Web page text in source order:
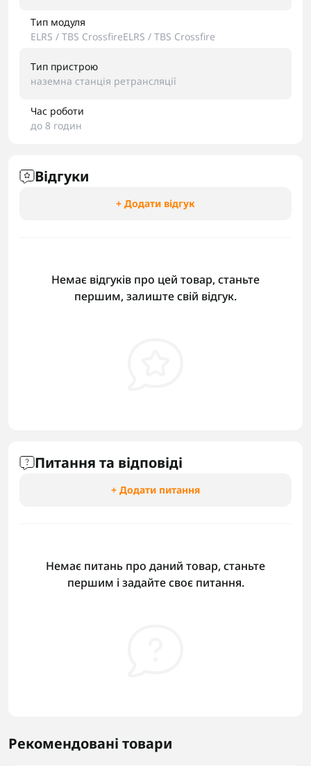
Тип модуля
ELRS / TBS CrossfireELRS / TBS Crossfire
Тип пристрою
наземна станція ретрансляції
Час роботи
до 8 годин
Відгуки
+ Додати відгук
Немає відгуків про цей товар, станьте
першим, залиште свій відгук.
Питання та відповіді
+ Додати питання
Немає питань про даний товар, станьте
першим і задайте своє питання.
Рекомендовані товари